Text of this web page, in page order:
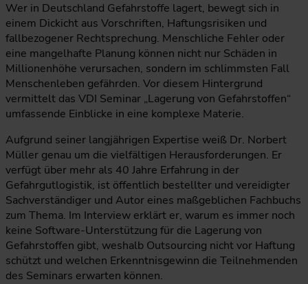
Wer in Deutschland Gefahrstoffe lagert, bewegt sich in
einem Dickicht aus Vorschriften, Haftungsrisiken und
fallbezogener Rechtsprechung. Menschliche Fehler oder
eine mangelhafte Planung können nicht nur Schäden in
Millionenhöhe verursachen, sondern im schlimmsten Fall
Menschenleben gefährden. Vor diesem Hintergrund
vermittelt das VDI Seminar „Lagerung von Gefahrstoffen“
umfassende Einblicke in eine komplexe Materie.
Aufgrund seiner langjährigen Expertise weiß Dr. Norbert
Müller genau um die vielfältigen Herausforderungen. Er
verfügt über mehr als 40 Jahre Erfahrung in der
Gefahrgutlogistik, ist öffentlich bestellter und vereidigter
Sachverständiger und Autor eines maßgeblichen Fachbuchs
zum Thema. Im Interview erklärt er, warum es immer noch
keine Software-Unterstützung für die Lagerung von
Gefahrstoffen gibt, weshalb Outsourcing nicht vor Haftung
schützt und welchen Erkenntnisgewinn die Teilnehmenden
des Seminars erwarten können.